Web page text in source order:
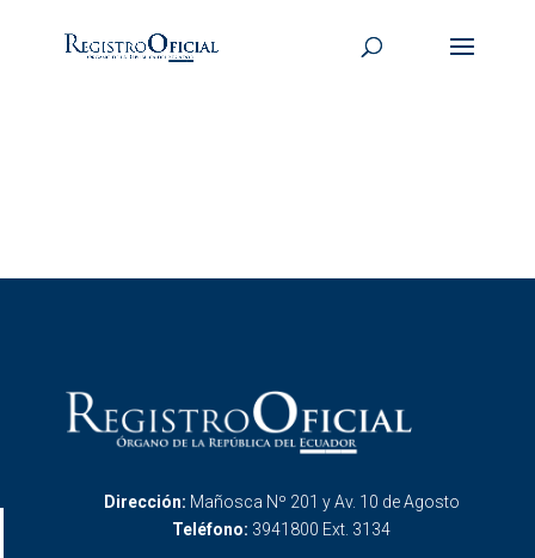
Dirección: Mañosca Nº 201 y Av. 10 de Agosto
Teléfono: 3941800 Ext. 3134